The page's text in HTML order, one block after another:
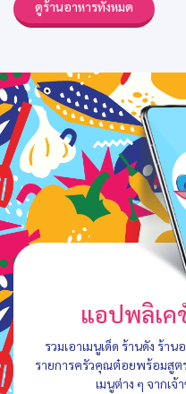
ดูร้านอาหารทั้งหมด
แอปพลิเ
รวมเอาเมนูเด็ด ร้านดัง ร้
รายการครัวคุณต๋อยพร้อมสูต
เมนูต่าง ๆ จากเ